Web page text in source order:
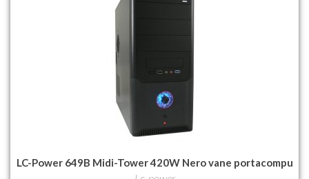
LC-Power 649B Midi-Tower 420W Nero vane portacompu